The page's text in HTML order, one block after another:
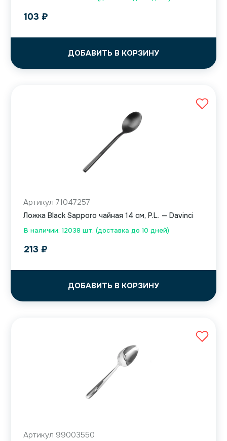
103 ₽
ДОБАВИТЬ В КОРЗИНУ
В наличии: 12038 шт. (доставка до 10 дней)
Артикул 71047257
Ложка Black Sapporo чайная 14 см, P.L. — Davinci
213 ₽
ДОБАВИТЬ В КОРЗИНУ
Артикул 99003550